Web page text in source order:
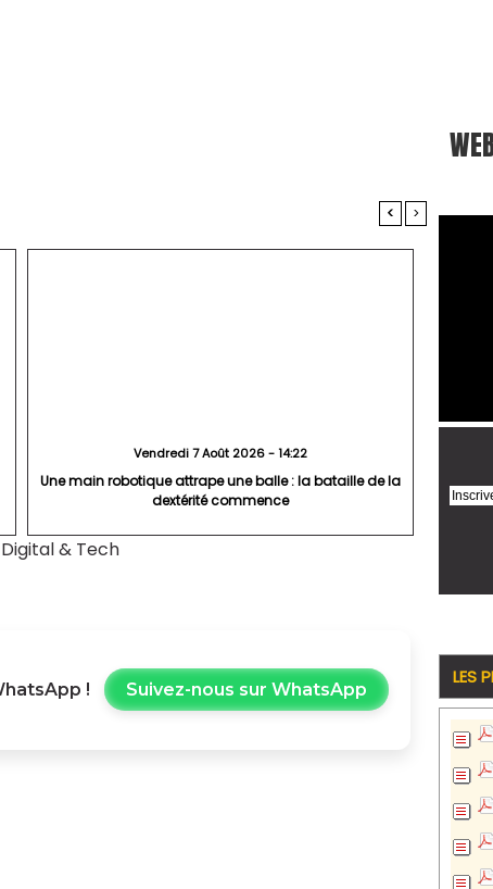
< >
Vendredi 7 Août 2026 - 14:22
Une main robotique attrape une balle : la bataille de la
dextérité commence
& Tech
! Suivez-nous sur WhatsApp
LES